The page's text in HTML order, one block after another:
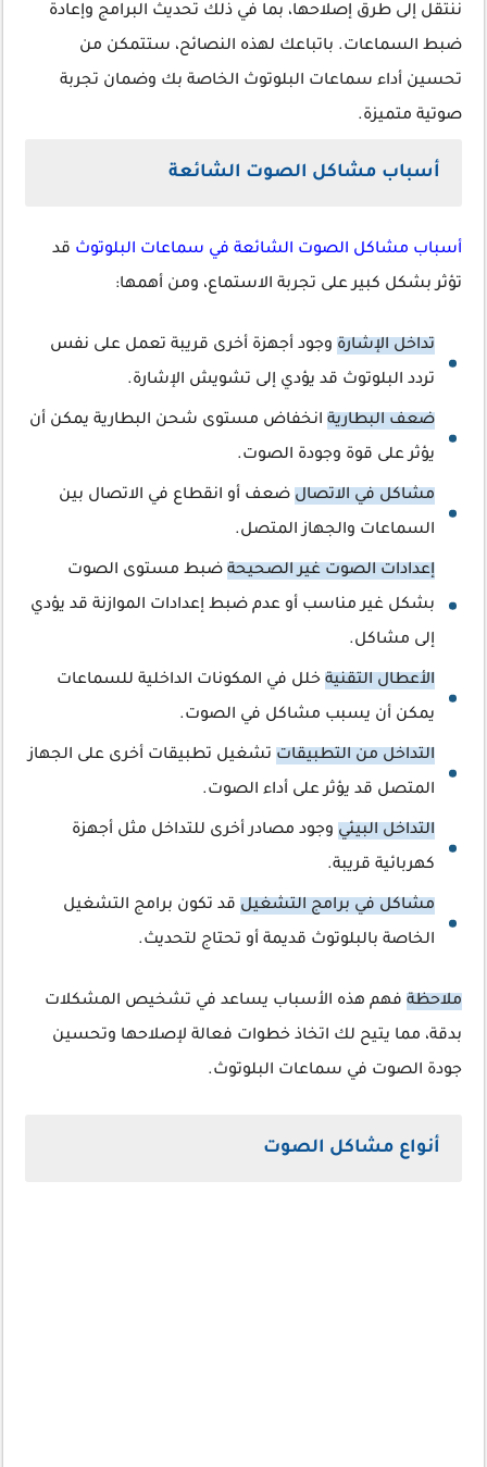
ننتقل إلى طرق إصلاحها، بما في ذلك تحديث البرامج وإعادة
ضبط السماعات. باتباعك لهذه النصائح، ستتمكن من
تحسين أداء سماعات البلوتوث الخاصة بك وضمان تجربة
صوتية متميزة.
أسباب مشاكل الصوت الشائعة
أسباب مشاكل الصوت الشائعة في سماعات البلوتوث قد
تؤثر بشكل كبير على تجربة الاستماع، ومن أهمها:
تداخل الإشارة وجود أجهزة أخرى قريبة تعمل على نفس
تردد البلوتوث قد يؤدي إلى تشويش الإشارة.
ضعف البطارية انخفاض مستوى شحن البطارية يمكن أن
يؤثر على قوة وجودة الصوت.
مشاكل في الاتصال ضعف أو انقطاع في الاتصال بين
السماعات والجهاز المتصل.
إعدادات الصوت غير الصحيحة ضبط مستوى الصوت
بشكل غير مناسب أو عدم ضبط إعدادات الموازنة قد يؤدي
إلى مشاكل.
الأعطال التقنية خلل في المكونات الداخلية للسماعات
يمكن أن يسبب مشاكل في الصوت.
التداخل من التطبيقات تشغيل تطبيقات أخرى على الجهاز
المتصل قد يؤثر على أداء الصوت.
التداخل البيئي وجود مصادر أخرى للتداخل مثل أجهزة
كهربائية قريبة.
مشاكل في برامج التشغيل قد تكون برامج التشغيل
الخاصة بالبلوتوث قديمة أو تحتاج لتحديث.
ملاحظة فهم هذه الأسباب يساعد في تشخيص المشكلات
بدقة، مما يتيح لك اتخاذ خطوات فعالة لإصلاحها وتحسين
جودة الصوت في سماعات البلوتوث.
أنواع مشاكل الصوت